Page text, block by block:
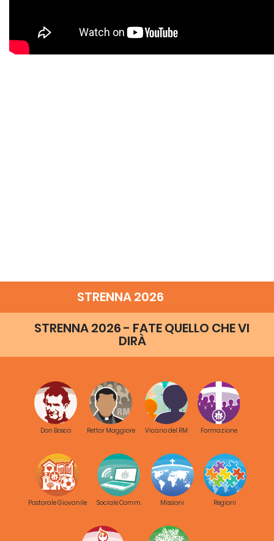
STRENNA 2026
STRENNA 2026 - FATE QUELLO CHE VI
DIRÀ
Don Bosco Rettor Maggiore Vicario del RM Formazione
Pastorale Giovanile Sociale Comm. Missioni Regioni